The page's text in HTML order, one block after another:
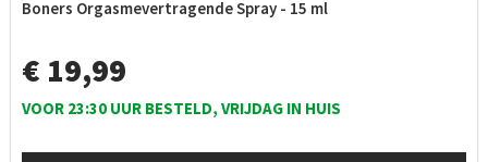
Boners Orgasmevertragende Spray - 15 ml
€ 19,99
VOOR 23:30 UUR BESTELD, VRIJDAG IN HUIS